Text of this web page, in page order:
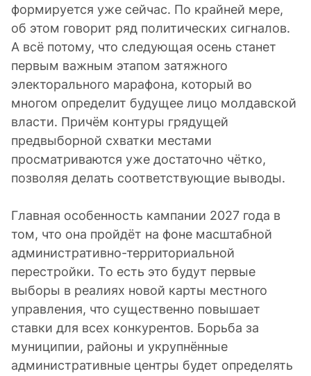
формируется уже сейчас. По крайней мере,
об этом говорит ряд политических сигналов.
А всё потому, что следующая осень станет
первым важным этапом затяжного
электорального марафона, который во
многом определит будущее лицо молдавской
власти. Причём контуры грядущей
предвыборной схватки местами
просматриваются уже достаточно чётко,
позволяя делать соответствующие выводы.
Главная особенность кампании 2027 года в
том, что она пройдёт на фоне масштабной
административно-территориальной
перестройки. То есть это будут первые
выборы в реалиях новой карты местного
управления, что существенно повышает
ставки для всех конкурентов. Борьба за
муниципии, районы и укрупнённые
административные центры будет определять